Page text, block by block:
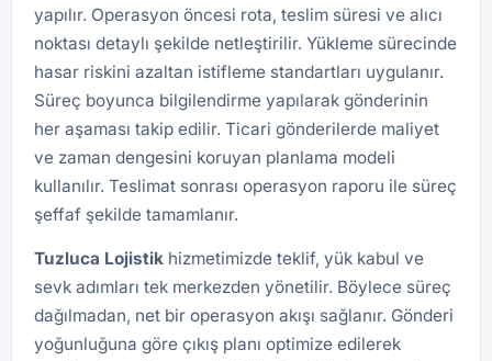
yapılır. Operasyon öncesi rota, teslim süresi ve alıcı
noktası detaylı şekilde netleştirilir. Yükleme sürecinde
hasar riskini azaltan istifleme standartları uygulanır.
Süreç boyunca bilgilendirme yapılarak gönderinin
her aşaması takip edilir. Ticari gönderilerde maliyet
ve zaman dengesini koruyan planlama modeli
kullanılır. Teslimat sonrası operasyon raporu ile süreç
şeffaf şekilde tamamlanır.
Tuzluca Lojistik hizmetimizde teklif, yük kabul ve
sevk adımları tek merkezden yönetilir. Böylece süreç
dağılmadan, net bir operasyon akışı sağlanır. Gönderi
yoğunluğuna göre çıkış planı optimize edilerek